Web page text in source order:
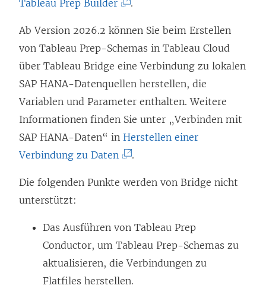
d
i
n
n
e
u
e
m
F
n
t
e
r
g
Tableau Prep Builder
i
n
k
w
i
r
d
i
n
u
e
m
F
.
Ab Version 2026.2 können Sie beim Erstellen
von Tableau Prep-Schemas in Tableau Cloud
über Tableau Bridge eine Verbindung zu lokalen
SAP HANA-Datenquellen herstellen, die
Variablen und Parameter enthalten. Weitere
Informationen finden Sie unter „Verbinden mit
SAP HANA-Daten“ in Herstellen einer
Verbindung zu Daten
i
k
w
i
r
.
Die folgenden Punkte werden von Bridge nicht
unterstützt:
Das Ausführen von Tableau Prep
Conductor, um Tableau Prep-Schemas zu
aktualisieren, die Verbindungen zu
Flatfiles herstellen.